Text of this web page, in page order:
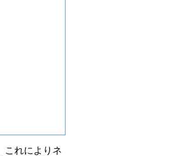
これによりネ